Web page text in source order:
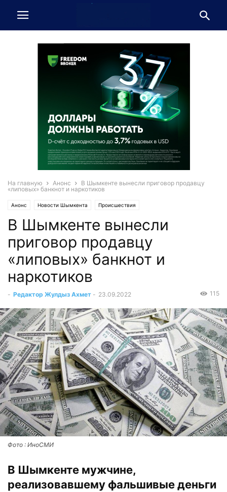
На главную Анонс
В Шымкенте вынесли приговор продавцу
«липовых» банкнот и наркотиков
Анонс Новости Шымкента Происшествия
В Шымкенте вынесли
приговор продавцу
«липовых» банкнот и
наркотиков
- Редактор Жулдыз Ахмет - 23.09.2022 115
Фото : ИноСМИ
В Шымкенте мужчине,
реализовавшему фальшивые деньги